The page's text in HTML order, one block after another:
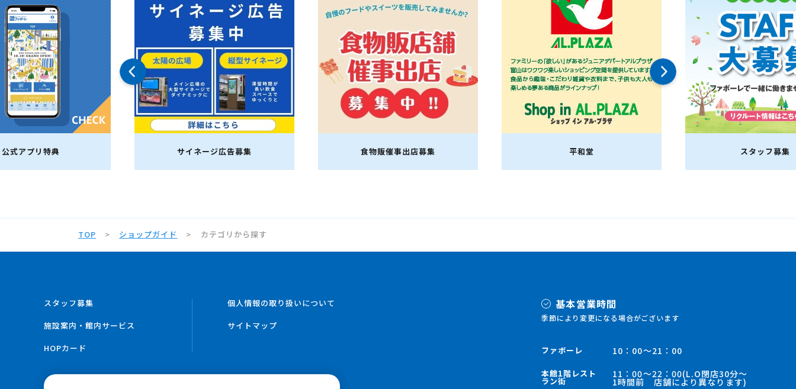
サイネージ広告募集 食物販催事出店募集
TOP ショップガイド カテゴリから探す
基本営業時間
季節により変更になる場合がございます
ファボーレ 10：00～21：00
本館1階レスト
ラン街
11：00～22：00(L.O閉店30分～
1時間前 店舗により異なります)
スタッフ募集
施設案内・館内サービス
HOPカード
個人情報の取り扱いについて
サイトマップ